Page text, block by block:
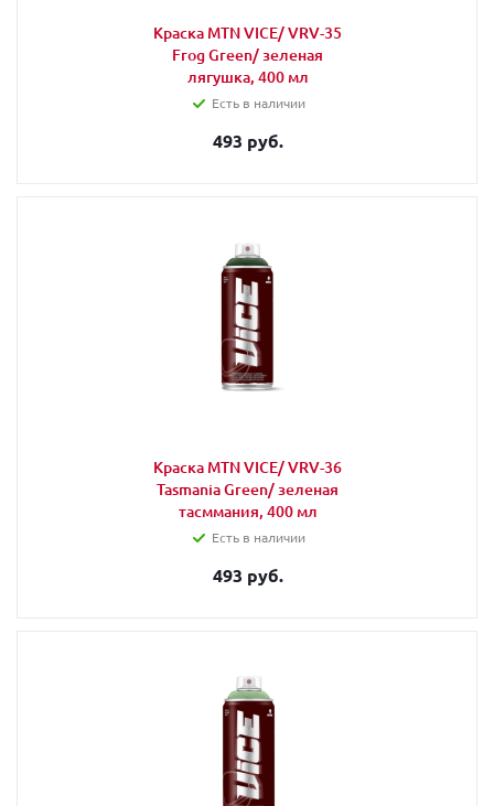
Краска MTN VICE/ VRV-35
Frog Green/ зеленая
лягушка, 400 мл
Есть в наличии
493 руб.
Краска MTN VICE/ VRV-36
Tasmania Green/ зеленая
тасммания, 400 мл
Есть в наличии
493 руб.